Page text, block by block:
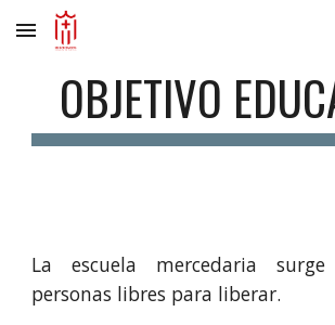
Skip to main content
OBJETIVO
La escuela mercedaria
personas libres para liberar.